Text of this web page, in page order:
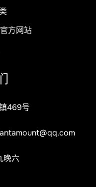
方网站
469号
晚六